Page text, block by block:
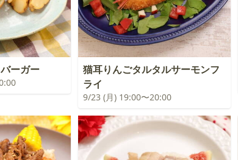
ーガー
猫耳りんごタルタルサーモンフ
ライ
9/23 (月) 19:00〜20:00